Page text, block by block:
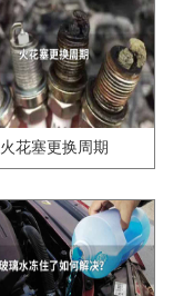
火花塞更换周期